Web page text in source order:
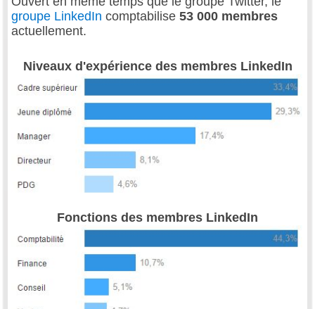
groupe LinkedIn comptabilise 53 000 membres
actuellement.
Niveaux d'expérience des membres LinkedIn
Fonctions des membres LinkedIn